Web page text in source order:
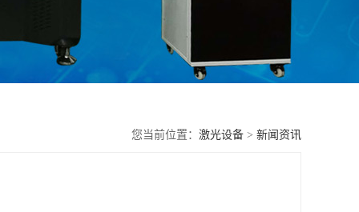
您当前位置： 激光设备 > 新闻资讯